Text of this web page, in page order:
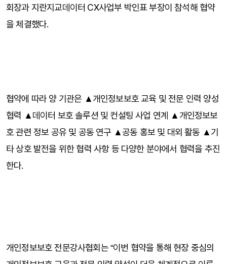
회장과 지란지교데이터 CX사업부 박인표 부장이 참석해 협약
을 체결했다.
협약에 따라 양 기관은 ▲개인정보보호 교육 및 전문 인력 양성
협력 ▲데이터 보호 솔루션 및 컨설팅 사업 연계 ▲개인정보보
호 관련 정보 공유 및 공동 연구 ▲공동 홍보 및 대외 활동 ▲기
타 상호 발전을 위한 협력 사항 등 다양한 분야에서 협력을 추진
한다.
개인정보보호 전문강사협회는 “이번 협약을 통해 현장 중심의